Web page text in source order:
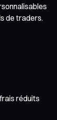
de traders.
réduits